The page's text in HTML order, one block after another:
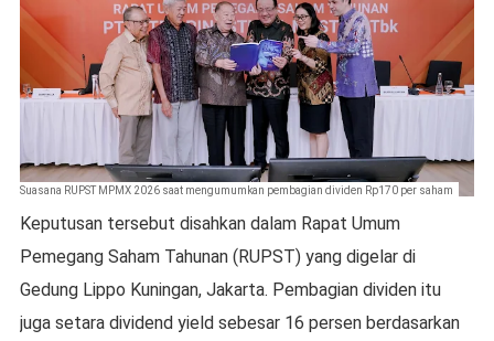
Suasana RUPST MPMX 2026 saat mengumumkan pembagian dividen Rp170 per saham
Keputusan tersebut disahkan dalam Rapat Umum
Pemegang Saham Tahunan (RUPST) yang digelar di
Gedung Lippo Kuningan, Jakarta. Pembagian dividen itu
juga setara dividend yield sebesar 16 persen berdasarkan